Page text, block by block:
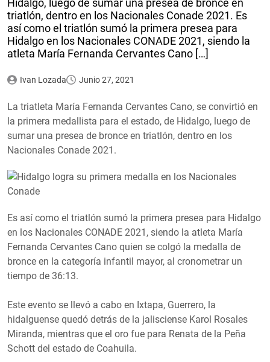
triatlón, dentro en los Nacionales Conade 2021. Es
así como el triatlón sumó la primera presea para
Hidalgo en los Nacionales CONADE 2021, siendo la
atleta María Fernanda Cervantes Cano […]
Ivan Lozada Junio 27, 2021
La triatleta María Fernanda Cervantes Cano, se convirtió en
la primera medallista para el estado, de Hidalgo, luego de
sumar una presea de bronce en triatlón, dentro en los
Nacionales Conade 2021.
Es así como el triatlón sumó la primera presea para Hidalgo
en los Nacionales CONADE 2021, siendo la atleta María
Fernanda Cervantes Cano quien se colgó la medalla de
bronce en la categoría infantil mayor, al cronometrar un
tiempo de 36:13.
Este evento se llevó a cabo en Ixtapa, Guerrero, la
hidalguense quedó detrás de la jalisciense Karol Rosales
Miranda, mientras que el oro fue para Renata de la Peña
Schott del estado de Coahuila.